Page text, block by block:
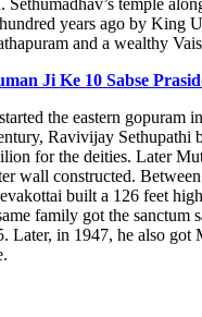
years ago by King
and a wealthy
Ji Ke 10 Sabse
the eastern gopuram
Ravivijay Sethupathi
for the deities. Later
wall constructed.
built a 126 feet
family got the sanctum
Later, in 1947, he also got